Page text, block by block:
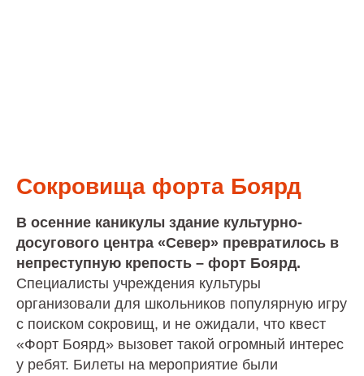
Сокровища форта Боярд
В осенние каникулы здание культурно-
досугового центра «Север» превратилось в
непреступную крепость – форт Боярд.
Специалисты учреждения культуры
организовали для школьников популярную игру
с поиском сокровищ, и не ожидали, что квест
«Форт Боярд» вызовет такой огромный интерес
у ребят. Билеты на мероприятие были